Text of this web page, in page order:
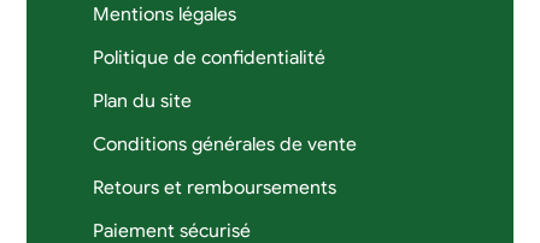
Mentions légales
Politique de confidentialité
Plan du site
Conditions générales de vente
Retours et remboursements
Paiement sécurisé